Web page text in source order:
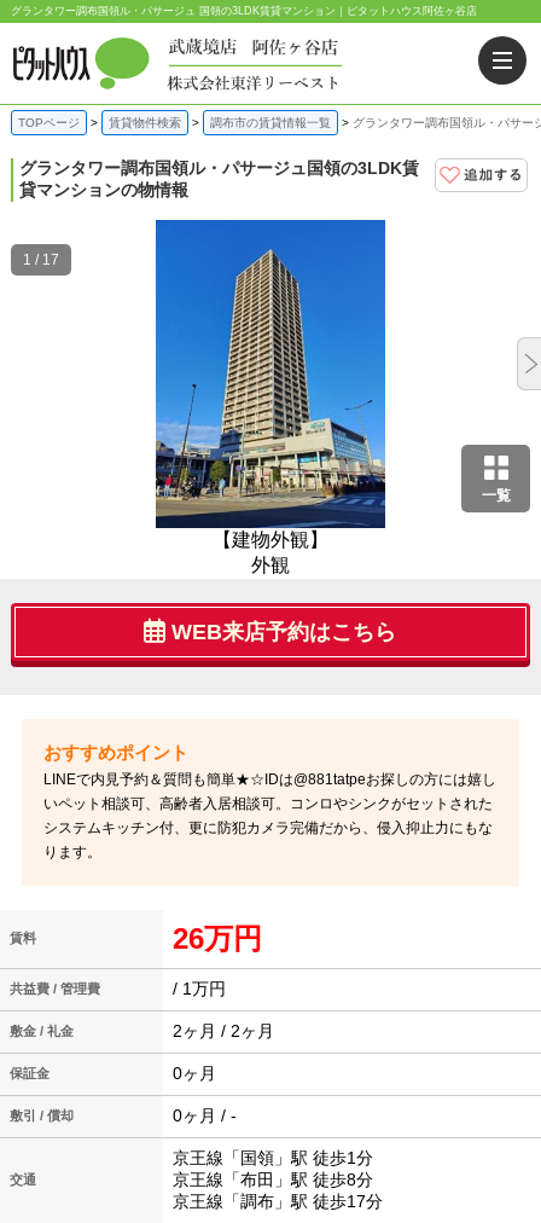
グランタワー調布国領ル・パサージュ 国領の3LDK賃貸マンション｜ピタットハウス阿佐ヶ谷店
TOPページ 賃貸物件検索 調布市の賃貸情報一覧 グランタワー調布国領ル・パサー
グランタワー調布国領ル・パサージュ 国領の3LDK賃
貸マンションの物情報
一覧
【建物外観】
外観
1 / 17
WEB来店予約はこちら
LINEで内見予約＆質問も簡単★☆IDは@881tatpeお探しの方には嬉し
いペット相談可、高齢者入居相談可。コンロやシンクがセットされた
システムキッチン付、更に防犯カメラ完備だから、侵入抑止力にもな
ります。
賃料 26万円
共益費 / 管理費 / 1万円
敷金 / 礼金 2ヶ月 / 2ヶ月
保証金 0ヶ月
敷引 / 償却 0ヶ月 / -
交通
京王線「国領」駅 徒歩1分
京王線「布田」駅 徒歩8分
京王線「調布」駅 徒歩17分